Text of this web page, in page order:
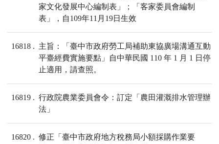
家文化發展中心編制表」；「客家委員會編制
表」，自109年11月19日生效
16818
主旨：「臺中市政府勞工局補助東協廣場溝通互動
平臺經費實施要點」自中華民國 110 年 1 月 1 日停
止適用，請查照。
16819
行政院農業委員會令：訂定「農田灌溉排水管理辦
法」
16820
修正「臺中市政府地方稅務局小額採購作業要